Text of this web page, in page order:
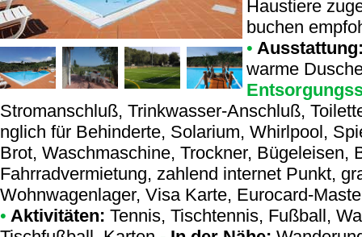
Haustiere
buchen
•
warme
Stromanschluß, Trinkwasser-Anschluß,
nglich für Behinderte, Solarium, Whirlpool,
Brot, Waschmaschine, Trockner, Bügeleisen,
Fahrradvermietung, zahlend internet Punkt,
Wohnwagenlager, Visa Karte, Eurocard-
• Aktivitäten: Tennis, Tischtennis, Fußball,